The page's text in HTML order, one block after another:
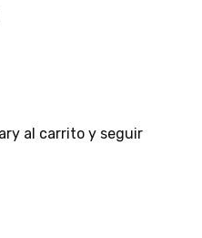
al carrito y seguir